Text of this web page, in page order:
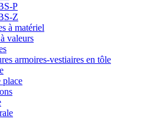
P
Z
à matériel
valeurs
armoires-vestiaires en tôle
place